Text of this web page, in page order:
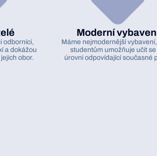
odborníci,
a dokážou
obor.
Moderní
Máme nejmodernější
studentům umožňuje učit
úrovni odpovídající současné